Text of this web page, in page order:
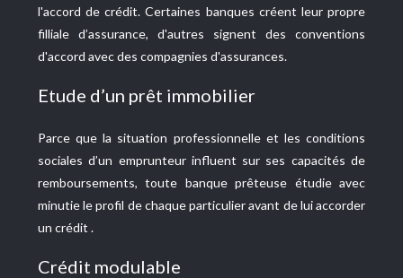
l'accord de crédit. Certaines banques créent leur propre
filliale d’assurance, d'autres signent des conventions
d'accord avec des compagnies d'assurances.
Etude d’un prêt immobilier
Parce que la situation professionnelle et les conditions
sociales d’un emprunteur influent sur ses capacités de
remboursements, toute banque prêteuse étudie avec
minutie le profil de chaque particulier avant de lui accorder
un crédit .
Crédit modulable